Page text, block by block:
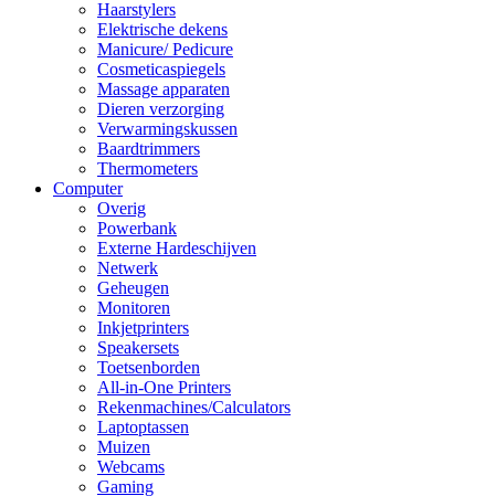
Haarstylers
Elektrische dekens
Manicure/ Pedicure
Cosmeticaspiegels
Massage apparaten
Dieren verzorging
Verwarmingskussen
Baardtrimmers
Thermometers
Computer
Overig
Powerbank
Externe Hardeschijven
Netwerk
Geheugen
Monitoren
Inkjetprinters
Speakersets
Toetsenborden
All-in-One Printers
Rekenmachines/Calculators
Laptoptassen
Muizen
Webcams
Gaming